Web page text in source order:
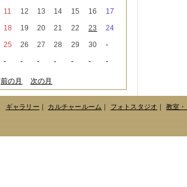
2020年12月（3件）
2020年11月（6件）
2020年09月 （5件）
2020年06月（2件）
2020年04月（4件）
2020年03月（9件）
2020年02月（3件）
2020年01月（5件）
2019年12月（3件）
11
12 13 14 15 16
17
18
19 20 21 22 23
24
25
26 27 28 29 30
-
-
- - - - - -
前の月 次の月
ギャラリー｜ カルチャールーム｜ フォトスタジオ｜ 教室